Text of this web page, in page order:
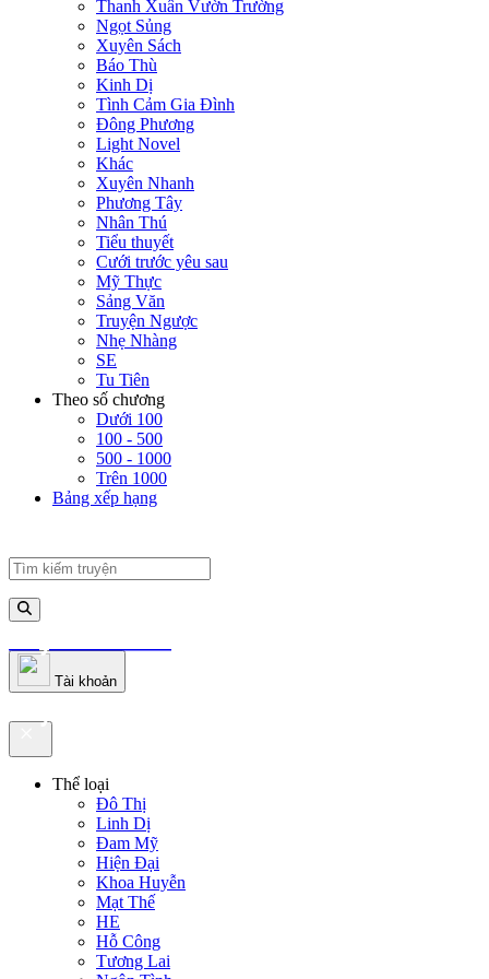
Thanh Xuân Vườn Trường
Ngọt Sủng
Xuyên Sách
Báo Thù
Kinh Dị
Tình Cảm Gia Đình
Đông Phương
Light Novel
Khác
Xuyên Nhanh
Phương Tây
Nhân Thú
Tiểu thuyết
Cưới trước yêu sau
Mỹ Thực
Sảng Văn
Truyện Ngược
Nhẹ Nhàng
SE
Tu Tiên
Theo số chương
Dưới 100
100 - 500
500 - 1000
Trên 1000
Bảng xếp hạng
truyenfullz.com
Tài khoản
truyenfullz.com
Thể loại
Đô Thị
Linh Dị
Đam Mỹ
Hiện Đại
Khoa Huyễn
Mạt Thế
HE
Hỗ Công
Tương Lai